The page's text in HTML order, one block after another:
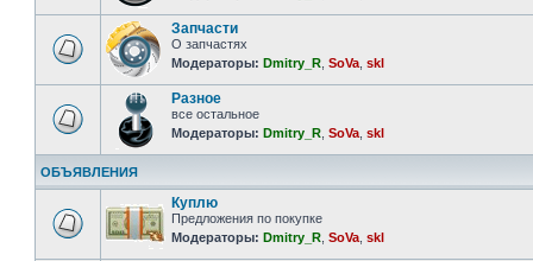
Запчасти
О запчастях
Модераторы: Dmitry_R SoVa skl
Разное
все остальное
Модераторы: Dmitry_R SoVa skl
ОБЪЯВЛЕНИЯ
Куплю
Предложения по покупке
Модераторы: Dmitry_R SoVa skl